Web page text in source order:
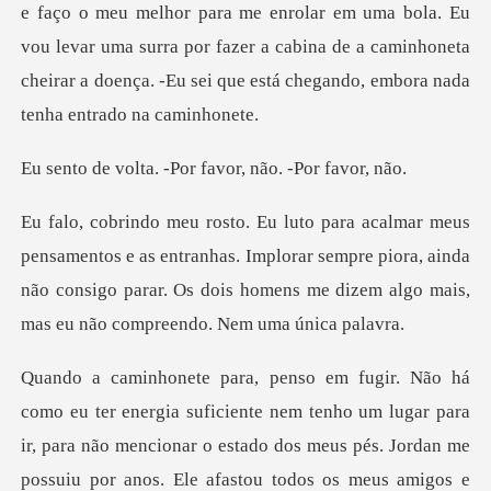
e faço o meu melhor para me enrolar em uma bola. Eu
vou levar uma surra
. -Por favor, não
s entranhas. Implorar sempre piora, ainda
não consigo parar. Os dois h
tado dos meus pés. Jordan me
possuiu por anos. Ele afastou todos os meus amigos e